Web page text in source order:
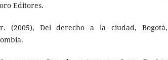
Editores.
(2005), Del derecho a la ciudad, Bogotá,